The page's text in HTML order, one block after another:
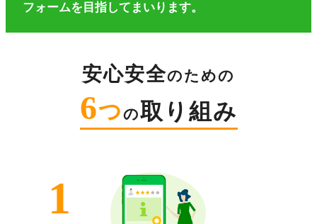
フォームを目指してまいります。
安心安全のための
6つの取り組み
1